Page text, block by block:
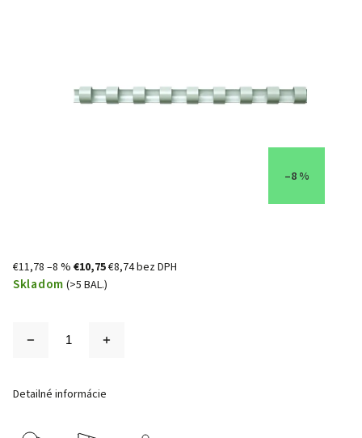
–8 %
€11,78 –8 % €10,75€8,74 bez DPH
Skladom (>5 BAL.)
Detailné informácie